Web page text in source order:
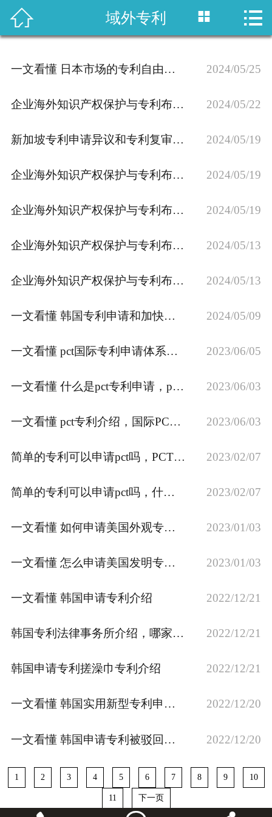
 首页
商标注册
版权登记
政策法规
知产战略
 域外专利  
一文看懂 日本市场的专利自由实施（FTO）分析 2024/05/25
企业海外知识产权保护与专利布局：墨西哥专利申请介绍 2024/05/22
新加坡专利申请异议和专利复审流程讲解 2024/05/19
企业海外知识产权保护与专利布局： 俄罗斯专利申请讲解 2024/05/19
企业海外知识产权保护与专利布局：法国专利申请讲解 2024/05/19
企业海外知识产权保护与专利布局：欧洲专利申请讲解 2024/05/13
企业海外知识产权保护与专利布局：英国专利申请讲解 2024/05/13
一文看懂 韩国专利申请和加快审查流程 2024/05/09
一文看懂 pct国际专利申请体系，pct专利申请流程讲解 2023/06/05
一文看懂 什么是pct专利申请，pct专利申请流程讲解 2023/06/03
一文看懂 pct专利介绍，国际PCT专利申请的流程是什么？ 2023/06/03
简单的专利可以申请pct吗，PCT专利如何申请？PCT专利申请条件及流程是什么？ 2023/02/07
简单的专利可以申请pct吗，什么是pct专利，申请pct专利有哪些好处？ 2023/02/07
一文看懂 如何申请美国外观专利？ 2023/01/03
一文看懂 怎么申请美国发明专利？ 2023/01/03
一文看懂 韩国申请专利介绍 2022/12/21
韩国专利法律事务所介绍，哪家好？ 2022/12/21
韩国申请专利搓澡巾专利介绍 2022/12/21
一文看懂 韩国实用新型专利申请介绍 2022/12/20
一文看懂 韩国申请专利被驳回怎么办？ 2022/12/20
1 2 3 4 5 6 7 8 9 10
11 下一页